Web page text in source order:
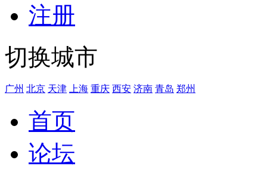
注册
切换城市
广州 北京 天津 上海 重庆 西安 济南 青岛 郑州
首页
论坛